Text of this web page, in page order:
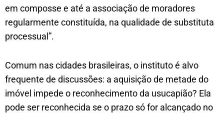
em composse e até a associação de moradores
regularmente constituída, na qualidade de substituta
processual”.
Comum nas cidades brasileiras, o instituto é alvo
frequente de discussões: a aquisição de metade do
imóvel impede o reconhecimento da usucapião? Ela
pode ser reconhecida se o prazo só for alcançado no